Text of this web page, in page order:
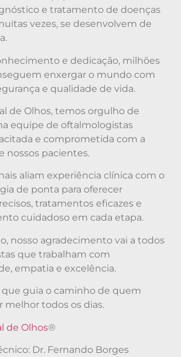
e tratamento de doenças
vezes, se desenvolvem de
e dedicação, milhões
enxergar o mundo com
e qualidade de vida.
de Olhos, temos orgulho de
equipe de oftalmologistas
e comprometida com a
nossos pacientes.
aliam experiência clínica com o
de ponta para oferecer
tratamentos eficazes e
cuidadoso em cada etapa.
nosso agradecimento vai a todos
que trabalham com
empatia e excelência.
que guia o caminho de quem
melhor todos os dias.
de Olhos®
Dr. Fernando Borges